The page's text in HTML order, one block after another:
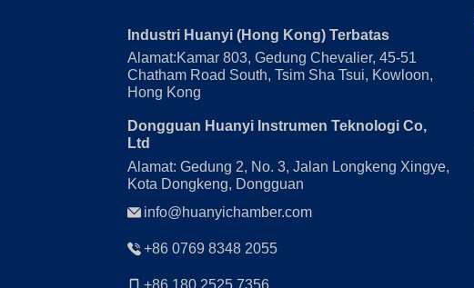
Industri Huanyi (Hong Kong) Terbatas
Alamat:Kamar 803, Gedung Chevalier, 45-51
Chatham Road South, Tsim Sha Tsui, Kowloon,
Hong Kong
Dongguan Huanyi Instrumen Teknologi Co,
Ltd
Alamat: Gedung 2, No. 3, Jalan Longkeng Xingye,
Kota Dongkeng, Dongguan
info@huanyichamber.com
+86 0769 8348 2055
+86 180 2525 7356